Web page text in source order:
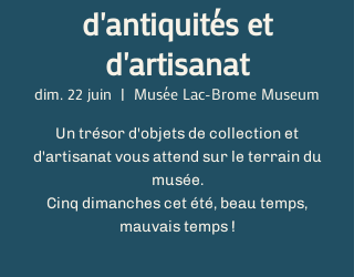
d'antiquités et
d'artisanat
dim. 22 juin
  |
Musée Lac-Brome Museum
Un trésor d'objets de collection et
d'artisanat vous attend sur le terrain du
musée.
Cinq dimanches cet été, beau temps,
mauvais temps !